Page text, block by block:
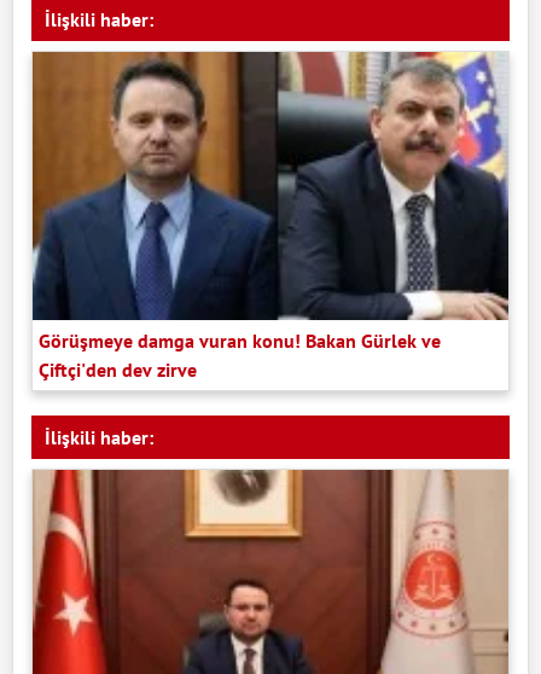
İlişkili haber:
Görüşmeye damga vuran konu! Bakan Gürlek ve
Çiftçi'den dev zirve
İlişkili haber: